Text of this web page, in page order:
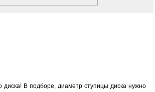
В подборе, диаметр ступицы диска нужно